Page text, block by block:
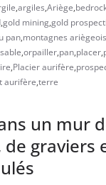
,argiles,Ariège,
,gold mining,gold
pan,montagnes
,orpailler,pan,placer,
,Placier aurifère,
aurifère,terre
un mur
de graviers